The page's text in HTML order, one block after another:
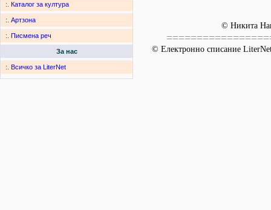
:. Каталог за култура
:. Артзона
:. Писмена реч
За нас
:. Всичко за LiterNet
© Никита
© Електронно списание